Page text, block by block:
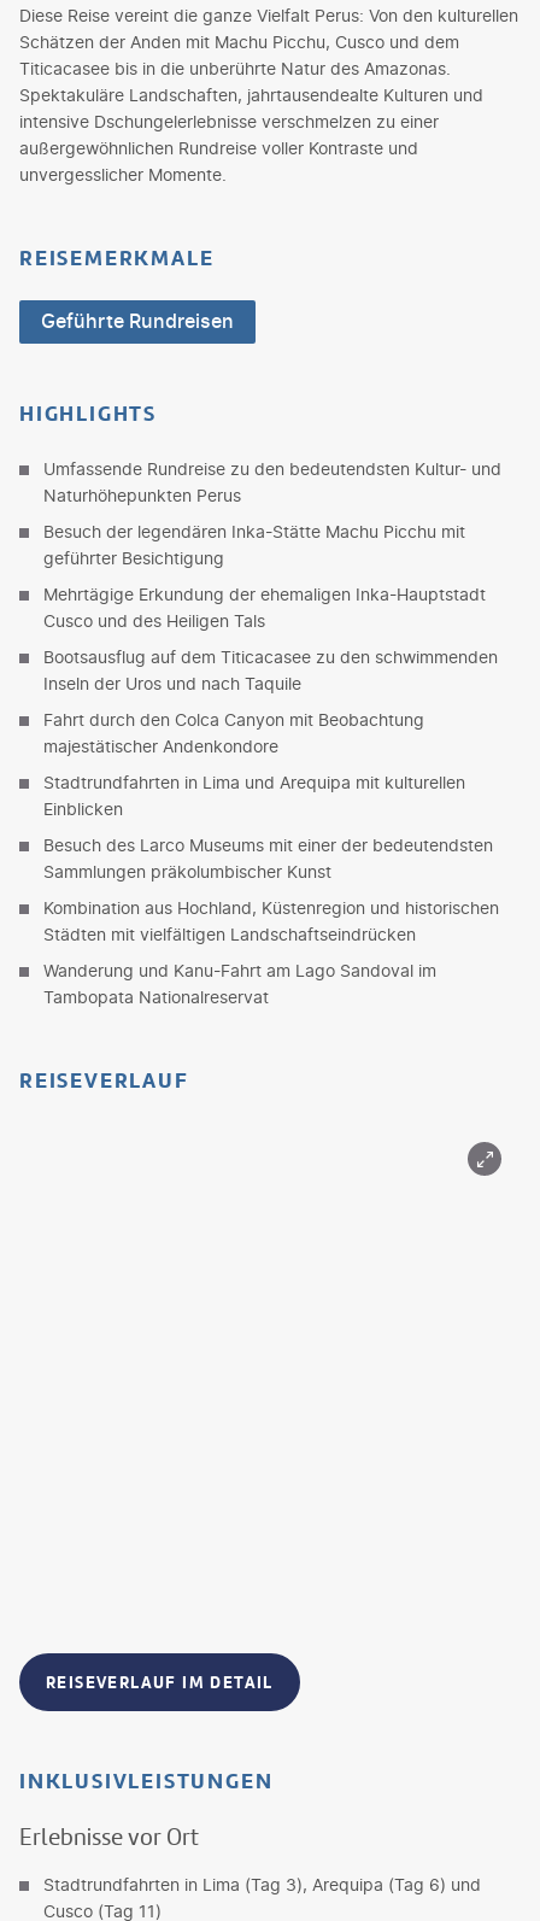
Diese Reise vereint die ganze Vielfalt Perus: Von den kulturellen
Schätzen der Anden mit Machu Picchu, Cusco und dem
Titicacasee bis in die unberührte Natur des Amazonas.
Spektakuläre Landschaften, jahrtausendealte Kulturen und
intensive Dschungelerlebnisse verschmelzen zu einer
außergewöhnlichen Rundreise voller Kontraste und
unvergesslicher Momente.
REISEMERKMALE
Geführte Rundreisen
HIGHLIGHTS
Umfassende Rundreise zu den bedeutendsten Kultur- und
Naturhöhepunkten Perus
Besuch der legendären Inka-Stätte Machu Picchu mit
geführter Besichtigung
Mehrtägige Erkundung der ehemaligen Inka-Hauptstadt
Cusco und des Heiligen Tals
Bootsausflug auf dem Titicacasee zu den schwimmenden
Inseln der Uros und nach Taquile
Fahrt durch den Colca Canyon mit Beobachtung
majestätischer Andenkondore
Stadtrundfahrten in Lima und Arequipa mit kulturellen
Einblicken
Besuch des Larco Museums mit einer der bedeutendsten
Sammlungen präkolumbischer Kunst
Kombination aus Hochland, Küstenregion und historischen
Städten mit vielfältigen Landschaftseindrücken
Wanderung und Kanu-Fahrt am Lago Sandoval im
Tambopata Nationalreservat
REISEVERLAUF
REISEVERLAUF IM DETAIL
INKLUSIVLEISTUNGEN
Erlebnisse vor Ort
Stadtrundfahrten in Lima (Tag 3), Arequipa (Tag 6) und
Cusco (Tag 11)